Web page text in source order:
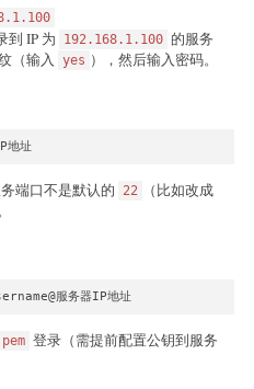
到 IP 为 192.168.1.100 的服务
（输入
yes ），然后输入密码。
地址
端口不是默认的 22 （比如改成
服务器IP地址
登录（需提前配置公钥到服务